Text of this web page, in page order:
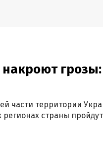
части территории
регионах страны